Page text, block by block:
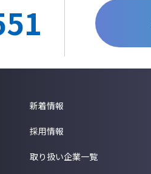
新着情報
採用情報
取り扱い企業一覧